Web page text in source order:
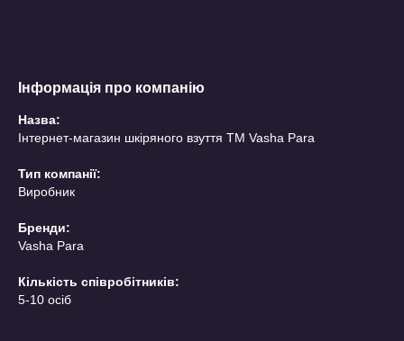
Інформація про компанію
Назва:
Інтернет-магазин шкіряного взуття ТМ Vasha Para
Тип компанії:
Виробник
Бренди:
Vasha Para
Кількість співробітників:
5-10 осіб